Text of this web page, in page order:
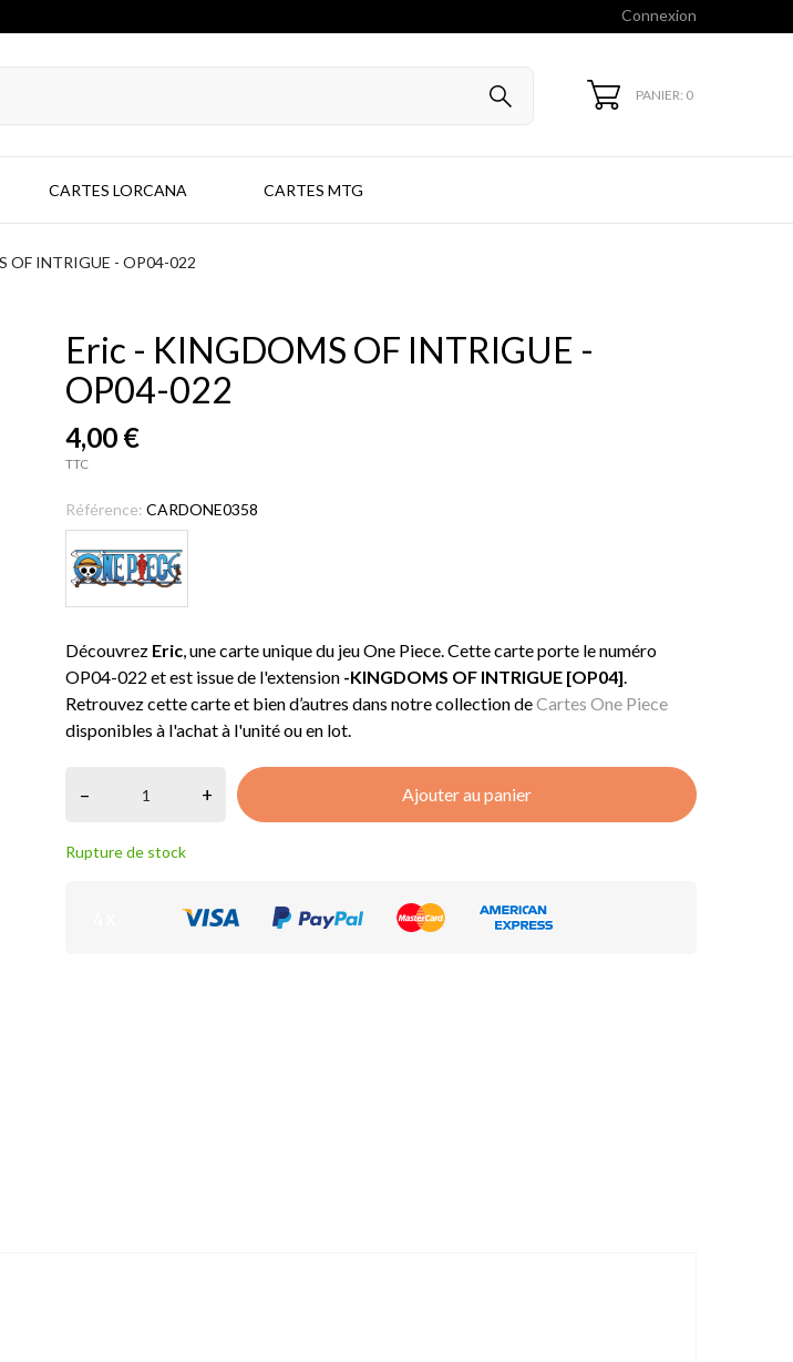
Connexion
PANIER: 0
CARTES LORCANA CARTES MTG
OF INTRIGUE - OP04-022
Eric - KINGDOMS OF INTRIGUE -
OP04-022
4,00 €
TTC
Référence: CARDONE0358
Découvrez Eric, une carte unique du jeu One Piece. Cette carte porte le numéro
OP04-022 et est issue de l'extension -KINGDOMS OF INTRIGUE [OP04].
Retrouvez cette carte et bien d’autres dans notre collection deCartes One Piece
disponibles à l'achat à l'unité ou en lot.
– + Ajouter au panier
Rupture de stock